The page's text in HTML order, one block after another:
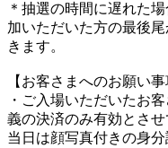
＊抽選の時間に遅れた
加いただいた方の最後
きます。
【お客さまへのお願い事
・ご入場いただいたお
義の決済のみ有効とさせ
当日は顔写真付きの身分